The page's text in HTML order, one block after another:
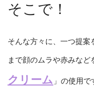
そこで！
そんな方々に、一つ提案
まで顔のムラや赤みなど
クリーム 」の使用で